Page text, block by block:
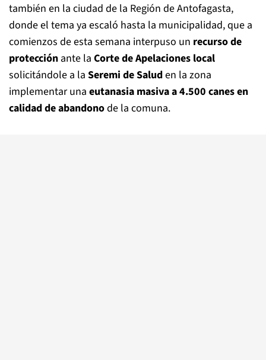
también en la ciudad de la Región de Antofagasta,
donde el tema ya escaló hasta la municipalidad, que a
comienzos de esta semana interpuso un recurso de
protección ante la Corte de Apelaciones local
solicitándole a la Seremi de Saluden la zona
implementar una eutanasia masiva a 4.500 canes en
calidad de abandonode la comuna.